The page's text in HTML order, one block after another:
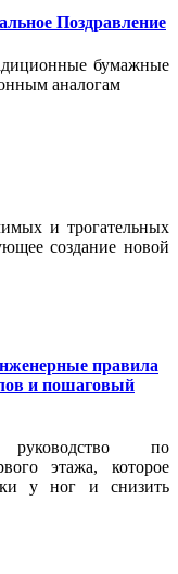
Поздравление
бумажные
аналогам
и трогательных
создание новой
правила
и пошаговый
руководство по
этажа, которое
у ног и снизить